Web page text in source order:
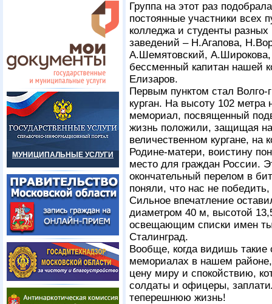
МУНИЦИПАЛЬНЫЕ УСЛУГИ
Группа на этот раз
постоянные участники всех
колледжа и студенты
заведений – Н.Агапова,
А.Шемятовский,
бессменный капитан нашей
Елизаров.
Первым пунктом стал
курган. На высоту 102
мемориал, посвященный
жизнь положили, защищая
величественном кургане, на
Родине-матери, воистину
место для граждан России.
окончательный перелом в
поняли, что нас не
Сильное впечатление
диаметром 40 м, высотой
освещающим списки имен
Сталинград.
Вообще, когда видишь такие
мемориалах в нашем
цену миру и спокойствию,
солдаты и офицеры,
теперешнюю жизнь!